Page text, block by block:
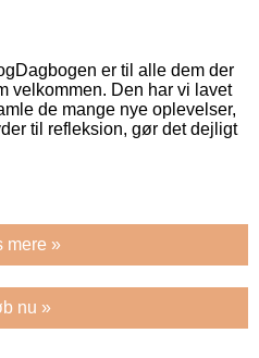
er til alle dem der
velkommen. Den har vi lavet
de mange nye oplevelser,
til refleksion, gør det dejligt
mere »
nu »